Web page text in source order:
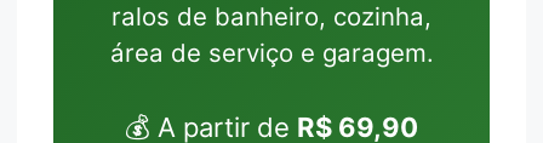
ralos de banheiro, cozinha,
área de serviço e garagem.
💰 A partir de R$ 69,90